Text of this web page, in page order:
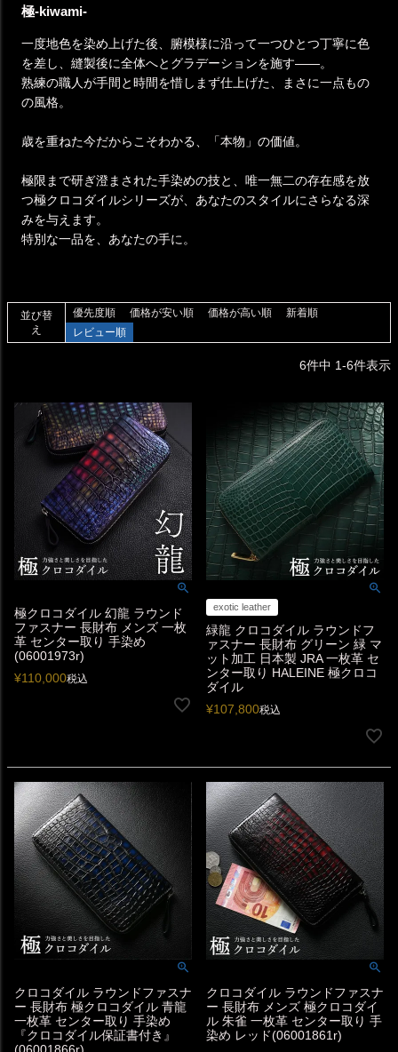
極-kiwami-
一度地色を染め上げた後、腑模様に沿って一つひとつ丁寧に色
を差し、縫製後に全体へとグラデーションを施す——。
熟練の職人が手間と時間を惜しまず仕上げた、まさに一点もの
の風格。
歳を重ねた今だからこそわかる、「本物」の価値。
極限まで研ぎ澄まされた手染めの技と、唯一無二の存在感を放
つ極クロコダイルシリーズが、あなたのスタイルにさらなる深
みを与えます。
特別な一品を、あなたの手に。
並び替
え
優先度順 価格が安い順 価格が高い順
新着順
レビュー順
6件中 1-6件表示
極クロコダイル 幻龍 ラウンド
ファスナー 長財布 メンズ 一枚
革 センター取り 手染め
(06001973r)
¥110,000税込
exotic leather
緑龍 クロコダイル ラウンドフ
ァスナー 長財布 グリーン 緑 マ
ット加工 日本製 JRA 一枚革 セ
ンター取り HALEINE 極クロコ
ダイル
¥107,800税込
クロコダイル ラウンドファスナ
ー 長財布 極クロコダイル 青龍
一枚革 センター取り 手染め
『クロコダイル保証書付き』
クロコダイル ラウンドファスナ
ー 長財布 メンズ 極クロコダイ
ル 朱雀 一枚革 センター取り 手
染め レッド(06001861r)